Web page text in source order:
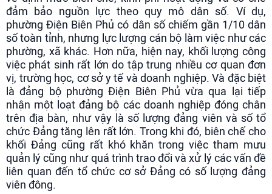
đảm bảo nguồn lực theo quy mô dân số. Ví dụ,
phường Điện Biên Phủ có dân số chiếm gần 1/10 dân
số toàn tỉnh, nhưng lực lượng cán bộ làm việc như các
phường, xã khác. Hơn nữa, hiện nay, khối lượng công
việc phát sinh rất lớn do tập trung nhiều cơ quan đơn
vị, trường học, cơ sở y tế và doanh nghiệp. Và đặc biệt
là đảng bộ phường Điện Biên Phủ vừa qua lại tiếp
nhận một loạt đảng bộ các doanh nghiệp đóng chân
trên địa bàn, như vậy là số lượng đảng viên và số tổ
chức Đảng tăng lên rất lớn. Trong khi đó, biên chế cho
khối Đảng cũng rất khó khăn trong việc tham mưu
quản lý cũng như quá trình trao đổi và xử lý các vấn đề
liên quan đến tổ chức cơ sở Đảng có số lượng đảng
viên đông.